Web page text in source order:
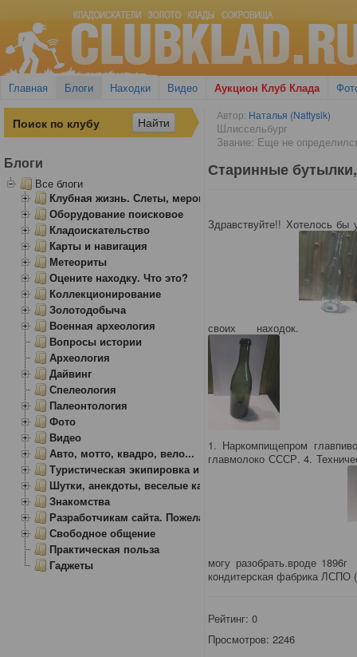
Главная Блоги Находки Видео Аукцион Клуб Клада
Автор: Наталья (Nattysik)
Шлиссельбург
Звание: Еще не
Старинные
Здравствуйте!! Хотелось
своих находок.
1. Наркомпищепром
главмолоко СССР. 4.
могу разобрать.вроде 1896г
кондитерская фабрика ЛСПО
Рейтинг:0
Просмотров: 2246
Блоги
Все блоги
Клубная жизнь. Слеты, мероприятия
Оборудование поисковое
Кладоискательство
Карты и навигация
Метеориты
Оцените находку. Что это?
Коллекционирование
Золотодобыча
Военная археология
Вопросы истории
Археология
Дайвинг
Спелеология
Палеонтология
Фото
Видео
Авто, мотто, квадро, вело...
Туристическая экипировка и снаряжение
Шутки, анекдоты, веселые картинки
Знакомства
Разработчикам сайта. Пожелания, замечания.
Свободное общение
Практическая польза
Гаджеты